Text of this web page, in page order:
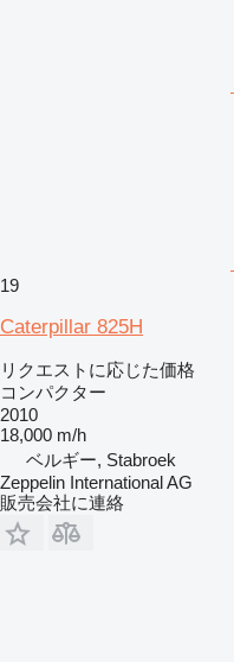
19
Caterpillar 825H
リクエストに応じた価格
コンパクター
2010
18,000 m/h
ベルギー, Stabroek
Zeppelin International AG
販売会社に連絡